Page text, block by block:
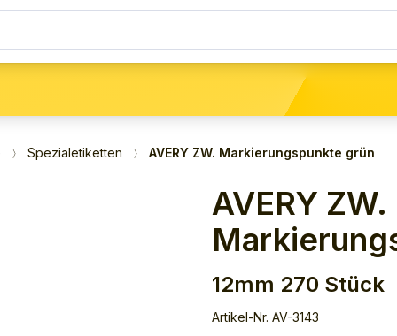
Spezialetiketten AVERY ZW. Markierungspunkte grün
AVERY ZW.
12mm 270 Stück
Artikel-Nr. AV-3143